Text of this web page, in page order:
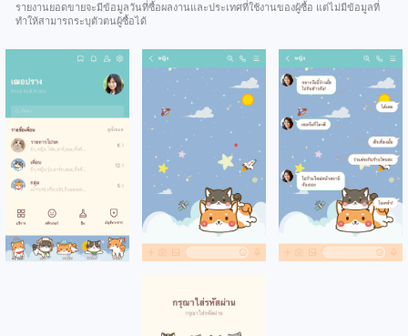
รายงานยอดขายจะมีข้อมูลวันที่ซื้อผลงานและประเทศที่ใช้งานของผู้ซื้อ แต่ไม่มีข้อมูลที่
ทำให้สามารถระบุตัวตนผู้ซื้อได้